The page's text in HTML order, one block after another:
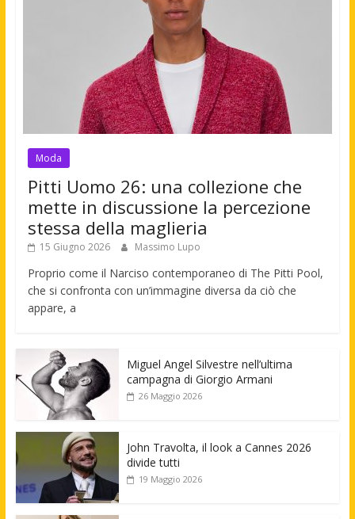
Moda
Pitti Uomo 26: una collezione che
mette in discussione la percezione
stessa della maglieria
15 Giugno 2026 Massimo Lupo
Proprio come il Narciso contemporaneo di The Pitti Pool,
che si confronta con un’immagine diversa da ciò che
appare, a
Miguel Angel Silvestre nell’ultima
campagna di Giorgio Armani
26 Maggio 2026
John Travolta, il look a Cannes 2026
divide tutti
19 Maggio 2026